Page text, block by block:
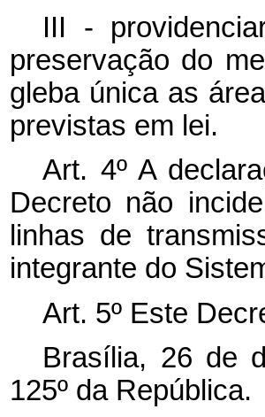
III -
preservação do
gleba única as
previstas em lei.
Art. 4º A
Decreto não
linhas de
integrante do
Art. 5º Este
Brasília, 26 de
125º da República.